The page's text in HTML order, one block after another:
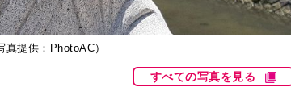
提供：PhotoAC）
すべての写真を見る